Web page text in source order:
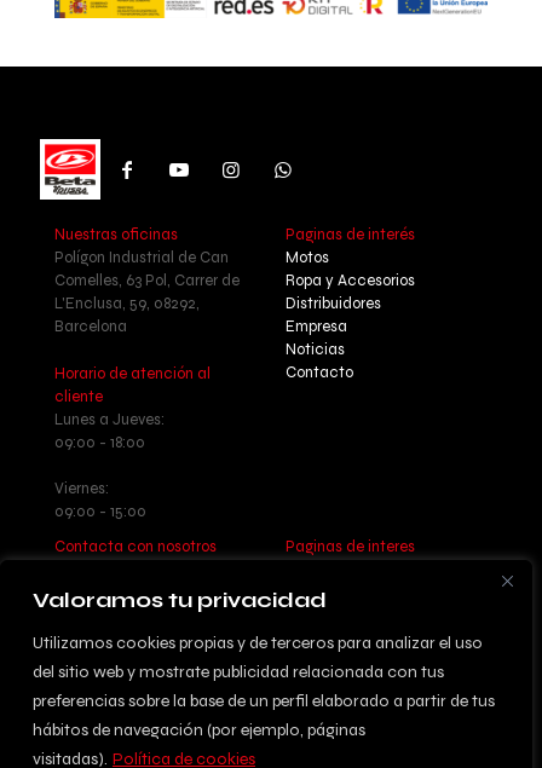
Valoramos tu privacidad
Utilizamos cookies propias y de terceros para analizar el uso
del sitio web y mostrate publicidad relacionada con tus
preferencias sobre la base de un perfil elaborado a partir de tus
hábitos de navegación (por ejemplo, páginas
visitadas). Política de cookies
Nuestras oficinas
Polígon Industrial de Can
Comelles, 63 Pol, Carrer de
L'Enclusa, 59, 08292,
Barcelona
Horario de atención al
cliente
Lunes a Jueves:
09:00 - 18:00
Viernes:
09:00 - 15:00
Paginas de interés
Motos
Ropa y Accesorios
Distribuidores
Empresa
Noticias
Contacto
Contacta con nosotros
Escribenos:
info@betatrueba.com
Paginas de interes
privacidad
Sitemap